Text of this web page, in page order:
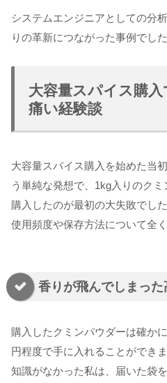
システムエンジニアとしての分
りの革新につながった事例でした
大容量スパイス購
痛い経験談
大容量スパイス購入を始めた当
う単純な発想で、1kg入りのク
購入したのが最初の大失敗でし
使用頻度や保存方法について全
香りが飛んでしまっ
購入したクミンパウダーは確か
円程度で手に入れることができ
知識がなかった私は、届いた袋